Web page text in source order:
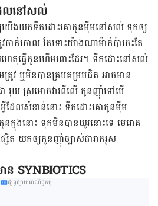
លនៅសល់
យើងយកទឹកដោះគោកូនម៉ឹមនៅសល់ ទុកឲ្យ
ាក់ចោល តែទោះយ៉ាងណាម៉ាក់ប៉ាចេះតែ
េតុធ្វើកូនហើមពោះដែរ។ ទឹកដោះនៅសល់
វ ឬមិនបានគ្របគម្របជិត អាចមាន
យ ស្រមោចវារពីលើ កូនញ៉ាំទៅបើ
វីដែលសំខាន់នោះ ទឹកដោះគោកូនម៉ឹម
នុងនោះ ទុកមិនបានយូរនោះទេ មេរោគ
សិត យកឲ្យកូនញ៉ាំច្បាស់ជារាករូស
ន SYNBIOTICS
ផ្សព្វផ្សាយពាណិជ្ជកម្ម